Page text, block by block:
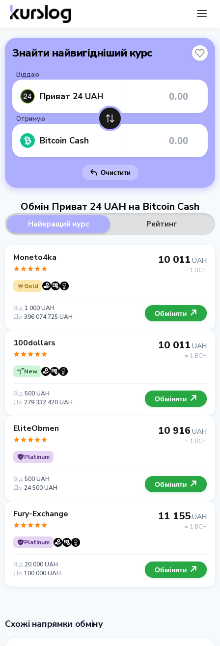
Знайти найвигідніший курс
Віддаю
Приват 24 UAH
Отримую
Bitcoin Cash
Очистити
Обмін Приват 24 UAH на Bitcoin Cash
Найкращий курс Рейтинг
Moneto4ka
Gold
10 011 UAH
= 1 BCH
Від 1 000 UAH
До 396 074 725 UAH Обміняти
100dollars
New
10 011 UAH
= 1 BCH
Від 500 UAH
До 279 332 420 UAH Обміняти
EliteObmen
Platinum
10 916 UAH
= 1 BCH
Від 500 UAH
До 24 500 UAH Обміняти
Fury-Exchange
Platinum
11 155UAH
= 1 BCH
Від 20 000 UAH
До 100 000 UAH Обміняти
Схожі напрямки обміну